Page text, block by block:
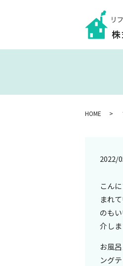
HOME
2022/
こん
まれ
のも
介しま
お風
ング